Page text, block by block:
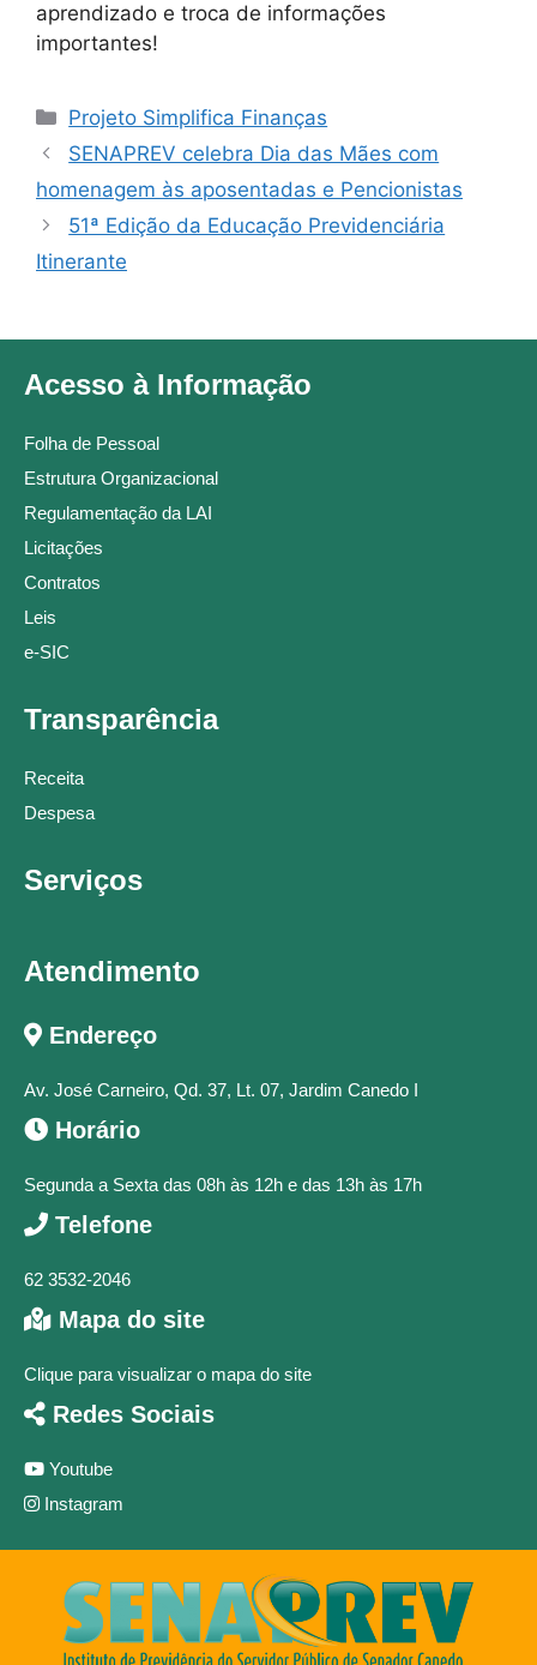
aprendizado e troca de informações
importantes!
Projeto Simplifica Finanças
SENAPREV celebra Dia das Mães com
homenagem às aposentadas e Pencionistas
51ª Edição da Educação Previdenciária
Itinerante
Acesso à Informação
Folha de Pessoal
Estrutura Organizacional
Regulamentação da LAI
Licitações
Contratos
Leis
e-SIC
Transparência
Receita
Despesa
Serviços
Atendimento
Endereço
Av. José Carneiro, Qd. 37, Lt. 07, Jardim Canedo I
Horário
Segunda a Sexta das 08h às 12h e das 13h às 17h
Telefone
62 3532-2046
Mapa do site
Clique para visualizar o mapa do site
Redes Sociais
Youtube
Instagram